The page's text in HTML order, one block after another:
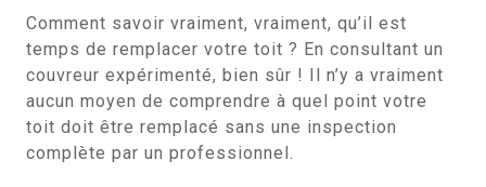
Comment savoir vraiment, vraiment, qu’il est
temps de remplacer votre toit ? En consultant un
couvreur expérimenté, bien sûr ! Il n’y a vraiment
aucun moyen de comprendre à quel point votre
toit doit être remplacé sans une inspection
complète par un professionnel.